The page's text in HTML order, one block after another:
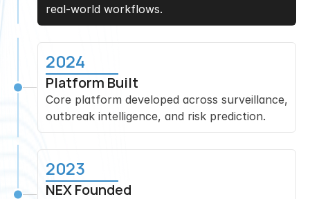
real-world workflows.
2024
Platform Built
Core platform developed across surveillance,
outbreak intelligence, and risk prediction.
2023
NEX Founded